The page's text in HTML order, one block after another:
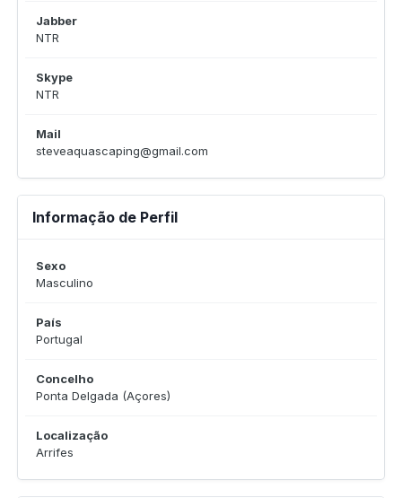
Jabber
NTR
Skype
NTR
Mail
steveaquascaping@gmail.com
Informação de Perfil
Sexo
Masculino
País
Portugal
Concelho
Ponta Delgada (Açores)
Localização
Arrifes